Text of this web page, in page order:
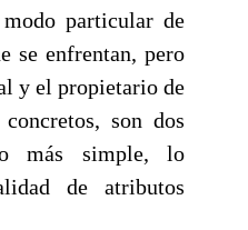
particular de
se enfrentan, pero
y el propietario de
son dos
más simple, lo
de atributos